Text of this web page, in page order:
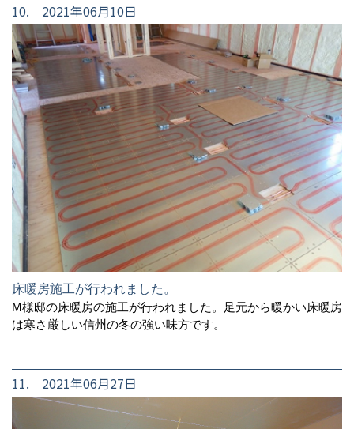
10. 2021年06月10日
床暖房施工が行われました。
M様邸の床暖房の施工が行われました。足元から暖かい床暖房
は寒さ厳しい信州の冬の強い味方です。
11. 2021年06月27日